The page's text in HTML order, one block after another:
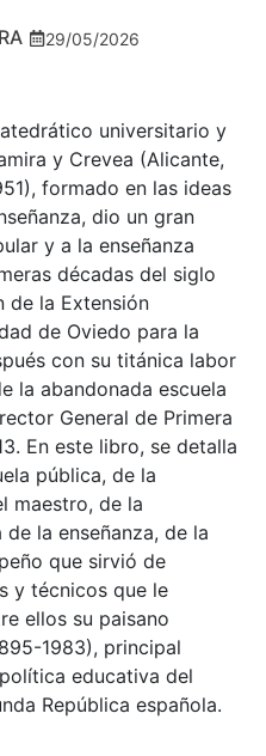
29/05/2026
universitario y
y Crevea (Alicante,
formado en las ideas
dio un gran
y a la enseñanza
décadas del siglo
de la Extensión
de Oviedo para la
con su titánica labor
la abandonada escuela
General de Primera
En este libro, se detalla
pública, de la
maestro, de la
la enseñanza, de la
que sirvió de
y técnicos que le
ellos su paisano
1983), principal
educativa del
República española.